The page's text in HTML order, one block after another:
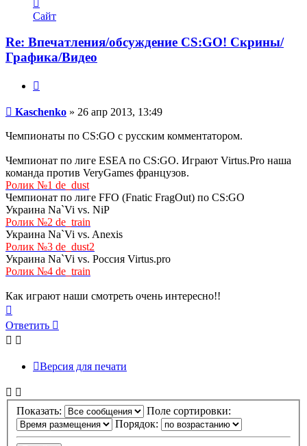
информация
пользователя
Сайт
Re: Впечатления/обсуждение CS:GO! Скрины/
Графика/Видео
Сообщение
Kaschenko » 26 апр 2013, 13:49
Чемпионаты по CS:GO с русским комментатором.
Чемпионат по лиге ESEA по CS:GO. Играют Virtus.Pro наша
команда против VeryGames французов.
Ролик №1 de_dust
Чемпионат по лиге FFO (Fnatic FragOut) по CS:GO
Украина Na`Vi vs. NiP
Ролик №2 de_train
Украина Na`Vi vs. Anexis
Ролик №3 de_dust2
Украина Na`Vi vs. Россия Virtus.pro
Ролик №4 de_train
Как играют наши смотреть очень интересно!!
к
началу
Ответить
Версия для печати
Показать:
Поле сортировки:
Порядок: